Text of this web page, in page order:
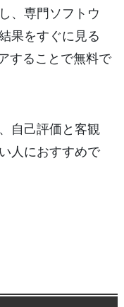
、専門ソフトウ
果をすぐに見る
することで無料で
自己評価と客観
人におすすめで